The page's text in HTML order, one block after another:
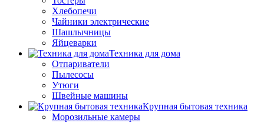
Хлебопечи
Чайники электрические
Шашлычницы
Яйцеварки
Техника для дома
Отпариватели
Пылесосы
Утюги
Швейные машины
Крупная бытовая техника
Морозильные камеры